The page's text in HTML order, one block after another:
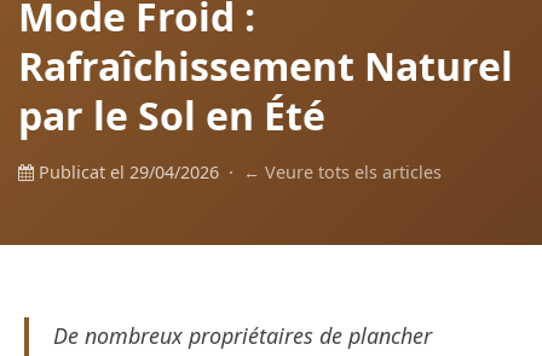
Mode Froid :
Rafraîchissement Naturel
par le Sol en Été
Publicat el 29/04/2026 · ← Veure tots els articles
De nombreux propriétaires de plancher